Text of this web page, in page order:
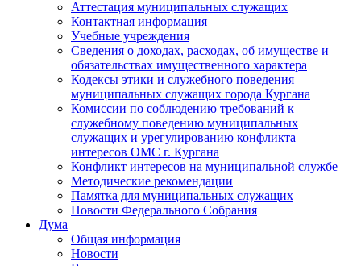
Аттестация муниципальных служащих
Контактная информация
Учебные учреждения
Сведения о доходах, расходах, об имуществе и
обязательствах имущественного характера
Кодексы этики и служебного поведения
муниципальных служащих города Кургана
Комиссии по соблюдению требований к
служебному поведению муниципальных
служащих и урегулированию конфликта
интересов ОМС г. Кургана
Конфликт интересов на муниципальной службе
Методические рекомендации
Памятка для муниципальных служащих
Новости Федерального Cобрания
Дума
Общая информация
Новости